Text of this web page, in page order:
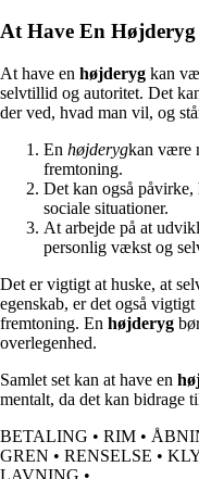
At Have En Højderyg
At have en højderyg kan
selvtillid og autoritet. Det
der ved, hvad man vil, og
En højderygkan være
fremtoning.
Det kan også
sociale situationer.
At arbejde på at
personlig vækst og
Det er vigtigt at huske, at
egenskab, er det også
fremtoning. En højderyg
overlegenhed.
Samlet set kan at have en
mentalt, da det kan bidrage
BETALING • RIM •
GREN • RENSELSE •